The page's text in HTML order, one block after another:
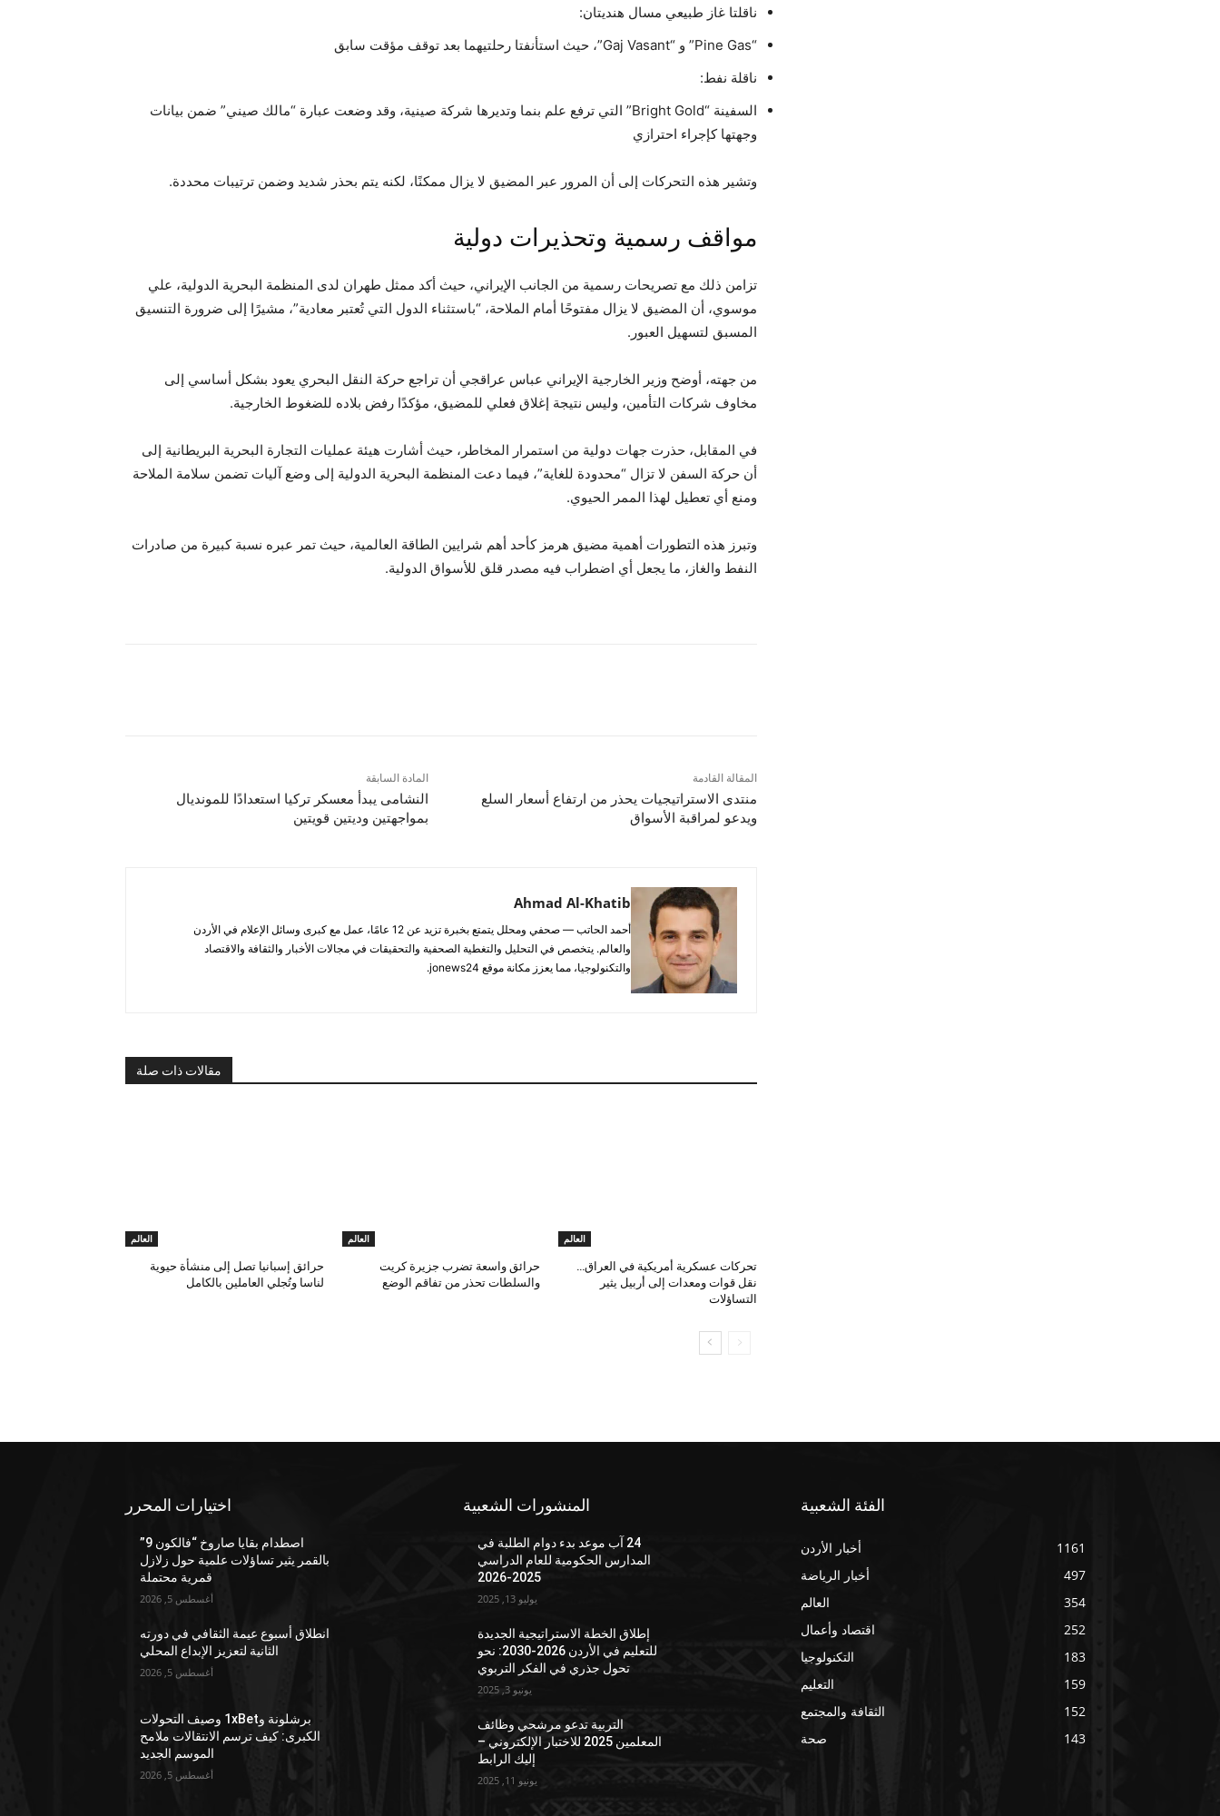
ناقلتا غاز طبيعي مسال هنديتان:
“Pine Gas” و “Gaj Vasant”، حيث استأنفتا رحلتيهما بعد توقف مؤقت سابق
ناقلة نفط:
السفينة “Bright Gold” التي ترفع علم بنما وتديرها شركة صينية، وقد وضعت عبارة “مالك صيني” ضمن بيانات
وجهتها كإجراء احترازي
وتشير هذه التحركات إلى أن المرور عبر المضيق لا يزال ممكنًا، لكنه يتم بحذر شديد وضمن ترتيبات محددة.
مواقف رسمية وتحذيرات دولية
تزامن ذلك مع تصريحات رسمية من الجانب الإيراني، حيث أكد ممثل طهران لدى المنظمة البحرية الدولية، علي
موسوي، أن المضيق لا يزال مفتوحًا أمام الملاحة، “باستثناء الدول التي تُعتبر معادية”، مشيرًا إلى ضرورة التنسيق
المسبق لتسهيل العبور.
من جهته، أوضح وزير الخارجية الإيراني عباس عراقجي أن تراجع حركة النقل البحري يعود بشكل أساسي إلى
مخاوف شركات التأمين، وليس نتيجة إغلاق فعلي للمضيق، مؤكدًا رفض بلاده للضغوط الخارجية.
في المقابل، حذرت جهات دولية من استمرار المخاطر، حيث أشارت هيئة عمليات التجارة البحرية البريطانية إلى
أن حركة السفن لا تزال “محدودة للغاية”، فيما دعت المنظمة البحرية الدولية إلى وضع آليات تضمن سلامة الملاحة
ومنع أي تعطيل لهذا الممر الحيوي.
وتبرز هذه التطورات أهمية مضيق هرمز كأحد أهم شرايين الطاقة العالمية، حيث تمر عبره نسبة كبيرة من صادرات
النفط والغاز، ما يجعل أي اضطراب فيه مصدر قلق للأسواق الدولية.
المادة السابقة
النشامى يبدأ معسكر تركيا استعدادًا للمونديال
بمواجهتين وديتين قويتين
المقالة القادمة
منتدى الاستراتيجيات يحذر من ارتفاع أسعار السلع
ويدعو لمراقبة الأسواق
Ahmad Al-Khatib
أحمد الحاتب — صحفي ومحلل يتمتع بخبرة تزيد عن 12 عامًا، عمل مع كبرى وسائل الإعلام في الأردن
والعالم. يتخصص في التحليل والتغطية الصحفية والتحقيقات في مجالات الأخبار والثقافة والاقتصاد
والتكنولوجيا، مما يعزز مكانة موقع jonews24.
مقالات ذات صلة
العالم
تحركات عسكرية أمريكية في العراق…
نقل قوات ومعدات إلى أربيل يثير
التساؤلات
العالم
حرائق واسعة تضرب جزيرة كريت
والسلطات تحذر من تفاقم الوضع
العالم
حرائق إسبانيا تصل إلى منشأة حيوية
لناسا وتُجلي العاملين بالكامل
اختيارات المحرر
اصطدام بقايا صاروخ “فالكون 9”
بالقمر يثير تساؤلات علمية حول زلازل
قمرية محتملة
أغسطس 5, 2026
انطلاق أسبوع عيمة الثقافي في دورته
الثانية لتعزيز الإبداع المحلي
أغسطس 5, 2026
برشلونة و1xBet وصيف التحولات
الكبرى: كيف ترسم الانتقالات ملامح
الموسم الجديد
أغسطس 5, 2026
المنشورات الشعبية
24 آب موعد بدء دوام الطلبة في
المدارس الحكومية للعام الدراسي
2025-2026
يوليو 13, 2025
إطلاق الخطة الاستراتيجية الجديدة
للتعليم في الأردن 2026-2030: نحو
تحول جذري في الفكر التربوي
يونيو 3, 2025
التربية تدعو مرشحي وظائف
المعلمين 2025 للاختبار الإلكتروني –
إليك الرابط
يونيو 11, 2025
الفئة الشعبية
أخبار الأردن
1161
أخبار الرياضة
497
العالم
354
اقتصاد وأعمال
252
التكنولوجيا
183
التعليم
159
الثقافة والمجتمع
152
صحة
143